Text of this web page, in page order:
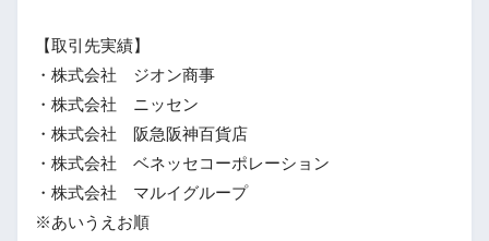
【取引先実績】
・株式会社 ジオン商事
・株式会社 ニッセン
・株式会社 阪急阪神百貨店
・株式会社 ベネッセコーポレーション
・株式会社 マルイグループ
※あいうえお順